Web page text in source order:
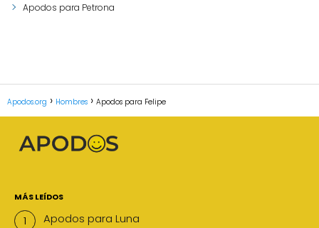
Apodos para Petrona
Apodos.org Hombres Apodos para Felipe
MÁS LEÍDOS
Apodos para Luna